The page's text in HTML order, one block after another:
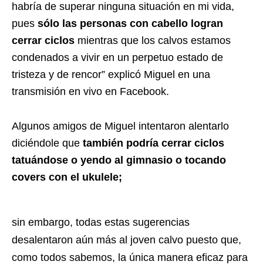
habría de superar ninguna situación en mi vida,
pues sólo las personas con cabello logran
cerrar ciclos mientras que los calvos estamos
condenados a vivir en un perpetuo estado de
tristeza y de rencor” explicó Miguel en una
transmisión en vivo en Facebook.
Algunos amigos de Miguel intentaron alentarlo
diciéndole que también podría cerrar ciclos
tatuándose o yendo al gimnasio o tocando
covers con el ukulele;
sin embargo, todas estas sugerencias
desalentaron aún más al joven calvo puesto que,
como todos sabemos, la única manera eficaz para